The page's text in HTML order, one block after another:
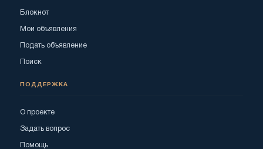
Блокнот
Мои объявления
Подать объявление
Поиск
ПОДДЕРЖКА
О проекте
Задать вопрос
Помощь